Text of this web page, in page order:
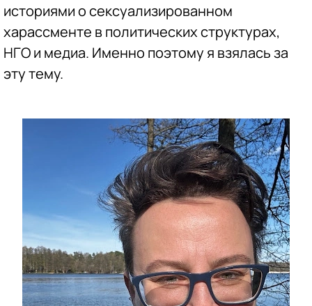
историями о сексуализированном
харассменте в политических структурах,
НГО и медиа. Именно поэтому я взялась за
эту тему.